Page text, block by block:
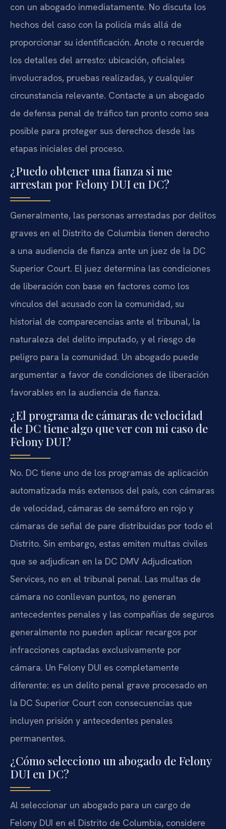
con un abogado inmediatamente. No discuta los
hechos del caso con la policía más allá de
proporcionar su identificación. Anote o recuerde
los detalles del arresto: ubicación, oficiales
involucrados, pruebas realizadas, y cualquier
circunstancia relevante. Contacte a un abogado
de defensa penal de tráfico tan pronto como sea
posible para proteger sus derechos desde las
etapas iniciales del proceso.
¿Puedo obtener una fianza si me
arrestan por Felony DUI en DC?
Generalmente, las personas arrestadas por delitos
graves en el Distrito de Columbia tienen derecho
a una audiencia de fianza ante un juez de la DC
Superior Court. El juez determina las condiciones
de liberación con base en factores como los
vínculos del acusado con la comunidad, su
historial de comparecencias ante el tribunal, la
naturaleza del delito imputado, y el riesgo de
peligro para la comunidad. Un abogado puede
argumentar a favor de condiciones de liberación
favorables en la audiencia de fianza.
¿El programa de cámaras de velocidad
de DC tiene algo que ver con mi caso de
Felony DUI?
No. DC tiene uno de los programas de aplicación
automatizada más extensos del país, con cámaras
de velocidad, cámaras de semáforo en rojo y
cámaras de señal de pare distribuidas por todo el
Distrito. Sin embargo, estas emiten multas civiles
que se adjudican en la DC DMV Adjudication
Services, no en el tribunal penal. Las multas de
cámara no conllevan puntos, no generan
antecedentes penales y las compañías de seguros
generalmente no pueden aplicar recargos por
infracciones captadas exclusivamente por
cámara. Un Felony DUI es completamente
diferente: es un delito penal grave procesado en
la DC Superior Court con consecuencias que
incluyen prisión y antecedentes penales
permanentes.
¿Cómo selecciono un abogado de Felony
DUI en DC?
Al seleccionar un abogado para un cargo de
Felony DUI en el Distrito de Columbia, considere